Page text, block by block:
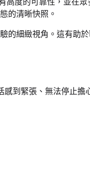
高度的可靠性，並在
的清晰快照。
細緻視角。這有助
感到緊張、無法停止